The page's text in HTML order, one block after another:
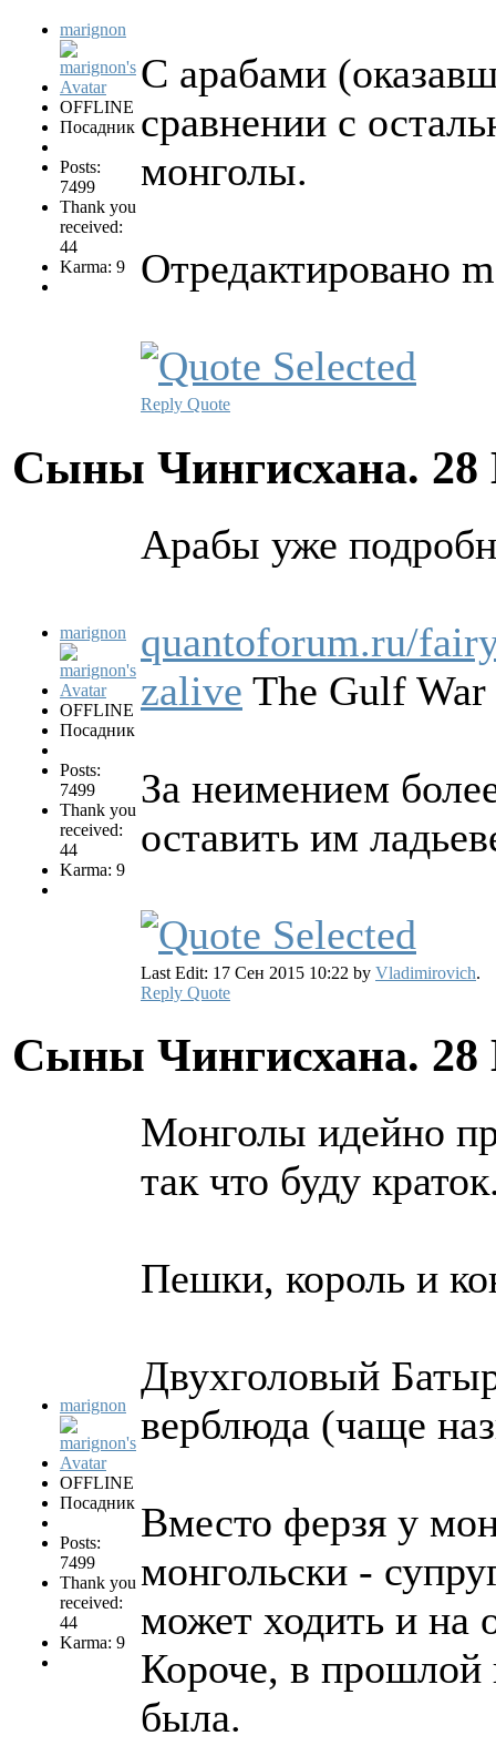
marignon
OFFLINE
Посадник
Posts:
7499
Thank you
received:
44
Karma: 9
С арабами
сравнении с
монголы.
Отредактировано
Reply Quote
Сыны Чингисхана. 28
marignon
OFFLINE
Посадник
Posts:
7499
Thank you
received:
44
Karma: 9
Арабы уже
quantoforum.ru/
zalive The Gulf
За неимением
оставить им
Last Edit: 17 Сен 2015 10:22 by Vladimirovich.
Reply Quote
Сыны Чингисхана. 28
marignon
OFFLINE
Посадник
Posts:
7499
Thank you
received:
44
Karma: 9
Монголы идейно
так что буду
Пешки, король и
Двухголовый
верблюда (чаще
Вместо ферзя у
монгольски -
может ходить и на
Короче, в прошлой
была.